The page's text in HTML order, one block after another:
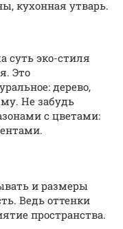
кухонная утварь.
суть эко-стиля
Это
дерево,
Не забудь
с цветами:
и размеры
Ведь оттенки
пространства.